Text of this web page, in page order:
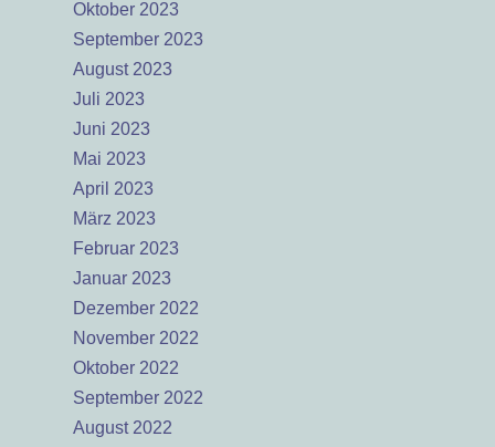
Oktober 2023
September 2023
August 2023
Juli 2023
Juni 2023
Mai 2023
April 2023
März 2023
Februar 2023
Januar 2023
Dezember 2022
November 2022
Oktober 2022
September 2022
August 2022